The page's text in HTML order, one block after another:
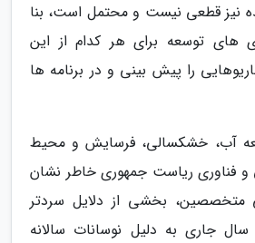
نیز قطعی نیست و محتمل است، بنا
های توسعه برای هر کدام از این
را پیش بینی و در برنامه ها
آب، خشکسالی، فرسایش و محیط
فناوری ریاست جمهوری خاطر نشان
متخصصین، بخشی از دلایل سردتر
جاری به دلیل نوسانات سالانه